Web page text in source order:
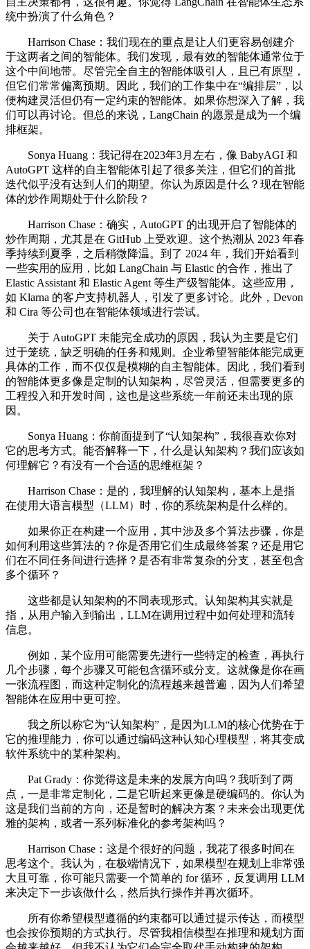
统中扮演了什么角色？
Harrison Chase：我们现在的重点是让人们更容易创建介
于这两者之间的智能体。我们发现，最有效的智能体通常位于
这个中间地带。尽管完全自主的智能体吸引人，且已有原型，
但它们常常偏离预期。因此，我们的工作集中在“编排层”，以
便构建灵活但仍有一定约束的智能体。如果你想深入了解，我
们可以再讨论。但总的来说，LangChain 的愿景是成为一个编
排框架。
Sonya Huang：我记得在2023年3月左右，像 BabyAGI 和
AutoGPT 这样的自主智能体引起了很多关注，但它们的首批
迭代似乎没有达到人们的期望。你认为原因是什么？现在智能
体的炒作周期处于什么阶段？
Harrison Chase：确实，AutoGPT 的出现开启了智能体的
炒作周期，尤其是在 GitHub 上受欢迎。这个热潮从 2023 年春
季持续到夏季，之后稍微降温。到了 2024 年，我们开始看到
一些实用的应用，比如 LangChain 与 Elastic 的合作，推出了
Elastic Assistant 和 Elastic Agent 等生产级智能体。这些应用，
如 Klarna 的客户支持机器人，引发了更多讨论。此外，Devon
和 Cira 等公司也在智能体领域进行尝试。
关于 AutoGPT 未能完全成功的原因，我认为主要是它们
过于笼统，缺乏明确的任务和规则。企业希望智能体能完成更
具体的工作，而不仅仅是模糊的自主智能体。因此，我们看到
的智能体更多像是定制的认知架构，尽管灵活，但需要更多的
工程投入和开发时间，这也是这些系统一年前还未出现的原
因。
Sonya Huang：你前面提到了“认知架构”，我很喜欢你对
它的思考方式。能否解释一下，什么是认知架构？我们应该如
何理解它？有没有一个合适的思维框架？
Harrison Chase：是的，我理解的认知架构，基本上是指
在使用大语言模型（LLM）时，你的系统架构是什么样的。
如果你正在构建一个应用，其中涉及多个算法步骤，你是
如何利用这些算法的？你是否用它们生成最终答案？还是用它
们在不同任务间进行选择？是否有非常复杂的分支，甚至包含
多个循环？
这些都是认知架构的不同表现形式。认知架构其实就是
指，从用户输入到输出，LLM在调用过程中如何处理和流转
信息。
例如，某个应用可能需要先进行一些特定的检查，再执行
几个步骤，每个步骤又可能包含循环或分支。这就像是你在画
一张流程图，而这种定制化的流程越来越普遍，因为人们希望
智能体在应用中更可控。
我之所以称它为“认知架构”，是因为LLM的核心优势在于
它的推理能力，你可以通过编码这种认知心理模型，将其变成
软件系统中的某种架构。
Pat Grady：你觉得这是未来的发展方向吗？我听到了两
点，一是非常定制化，二是它听起来更像是硬编码的。你认为
这是我们当前的方向，还是暂时的解决方案？未来会出现更优
雅的架构，或者一系列标准化的参考架构吗？
Harrison Chase：这是个很好的问题，我花了很多时间在
思考这个。我认为，在极端情况下，如果模型在规划上非常强
大且可靠，你可能只需要一个简单的 for 循环，反复调用 LLM
来决定下一步该做什么，然后执行操作并再次循环。
所有你希望模型遵循的约束都可以通过提示传达，而模型
也会按你预期的方式执行。尽管我相信模型在推理和规划方面